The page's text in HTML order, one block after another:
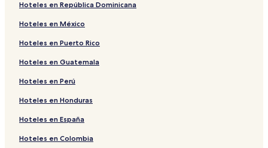
Hoteles en República Dominicana
Hoteles en México
Hoteles en Puerto Rico
Hoteles en Guatemala
Hoteles en Perú
Hoteles en Honduras
Hoteles en España
Hoteles en Colombia